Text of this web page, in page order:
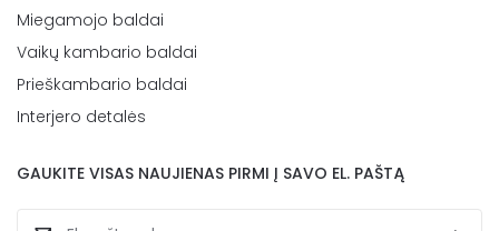
Miegamojo baldai
Vaikų kambario baldai
Prieškambario baldai
Interjero detalės
GAUKITE VISAS NAUJIENAS PIRMI Į SAVO EL. PAŠTĄ